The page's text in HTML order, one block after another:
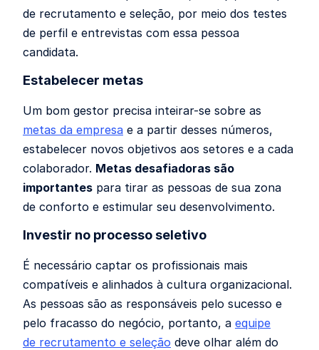
de recrutamento e seleção, por meio dos testes
de perfil e entrevistas com essa pessoa
candidata.
Estabelecer metas
Um bom gestor precisa inteirar-se sobre as
metas da empresa e a partir desses números,
estabelecer novos objetivos aos setores e a cada
colaborador. Metas desafiadoras são
importantes para tirar as pessoas de sua zona
de conforto e estimular seu desenvolvimento.
Investir no processo seletivo
É necessário captar os profissionais mais
compatíveis e alinhados à cultura organizacional.
As pessoas são as responsáveis pelo sucesso e
pelo fracasso do negócio, portanto, a equipe
de recrutamento e seleção deve olhar além do